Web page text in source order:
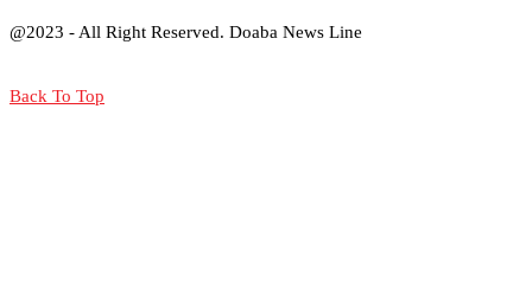
@2023 - All Right Reserved. Doaba News Line
Back To Top